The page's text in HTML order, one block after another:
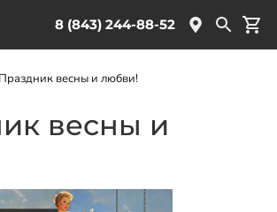
8 (843) 244-88-52
Праздник весны и любви!
весны и